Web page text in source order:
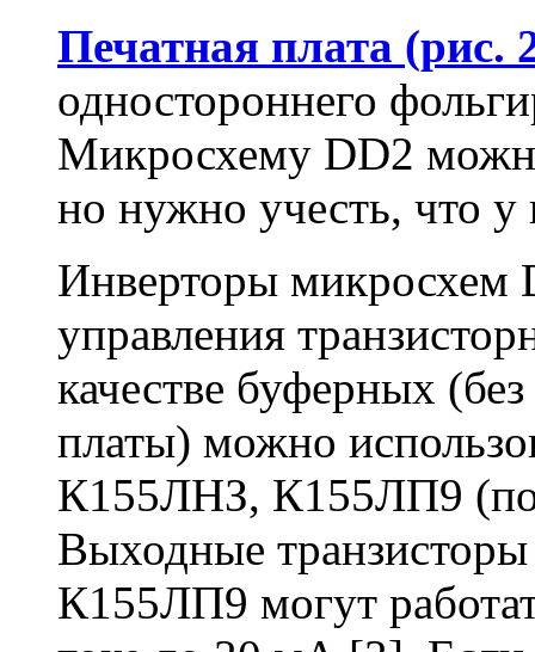
Печатная плата (рис.
одностороннего
Микросхему DD2
но нужно учесть, что у
Инверторы микросхем
управления
качестве буферных
платы) можно
К155ЛНЗ, К155ЛП9
Выходные
К155ЛП9 могут